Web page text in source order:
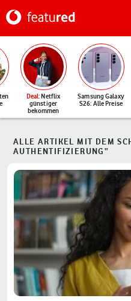
Deal: Netflix
günstiger
bekommen
Samsung Galaxy
S26: Alle Preise
ALLE ARTIKEL MIT DEM
AUTHENTIFIZIERUNG“